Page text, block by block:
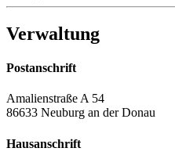
Verwaltung
Postanschrift
Amalienstraße A 54
86633 Neuburg an der Donau
Hausanschrift